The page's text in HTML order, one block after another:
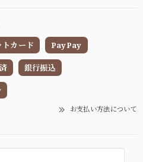
トカード PayPay
銀行振込
お支払い方法について